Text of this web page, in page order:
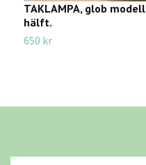
TAKLAMPA, glob
hälft.
650 kr